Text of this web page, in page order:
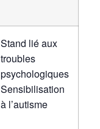
Stand lié aux
troubles
psychologiques
Sensibilisation
à l’autisme